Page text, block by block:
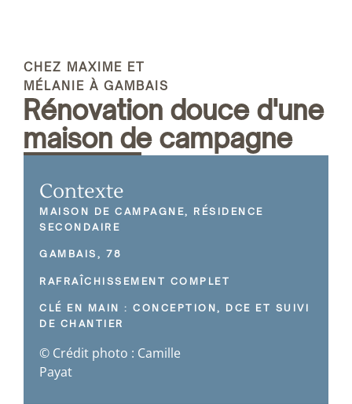
CHEZ MAXIME ET
MÉLANIE À GAMBAIS
Rénovation douce d'une
maison de campagne
Contexte
MAISON DE CAMPAGNE, RÉSIDENCE
SECONDAIRE
GAMBAIS, 78
RAFRAÎCHISSEMENT COMPLET
CLÉ EN MAIN : CONCEPTION, DCE ET SUIVI
DE CHANTIER
© Crédit photo : Camille
Payat